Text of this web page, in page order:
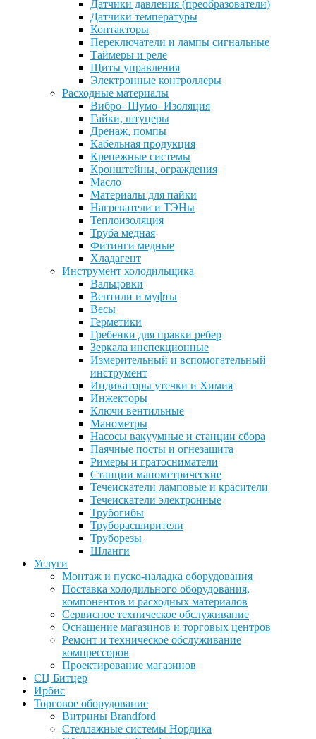
Датчики давления (преобразователи)
Датчики температуры
Контакторы
Переключатели и лампы сигнальные
Таймеры и реле
Щиты управления
Электронные контроллеры
Расходные материалы
Вибро- Шумо- Изоляция
Гайки, штуцеры
Дренаж, помпы
Кабельная продукция
Крепежные системы
Кронштейны, ограждения
Масло
Материалы для пайки
Нагреватели и ТЭНы
Теплоизоляция
Труба медная
Фитинги медные
Хладагент
Инструмент холодильщика
Вальцовки
Вентили и муфты
Весы
Герметики
Гребенки для правки ребер
Зеркала инспекционные
Измерительный и вспомогательный
инструмент
Индикаторы утечки и Химия
Инжекторы
Ключи вентильные
Манометры
Насосы вакуумные и станции сбора
Паячные посты и огнезащита
Римеры и гратосниматели
Станции манометрические
Течеискатели ламповые и красители
Течеискатели электронные
Трубогибы
Труборасширители
Труборезы
Шланги
Услуги
Монтаж и пуско-наладка оборудования
Поставка холодильного оборудования,
компонентов и расходных материалов
Сервисное техническое обслуживание
Оснащение магазинов и торговых центров
Ремонт и техническое обслуживание
компрессоров
Проектирование магазинов
СЦ Битцер
Ирбис
Торговое оборудование
Витрины Brandford
Стеллажные системы Нордика